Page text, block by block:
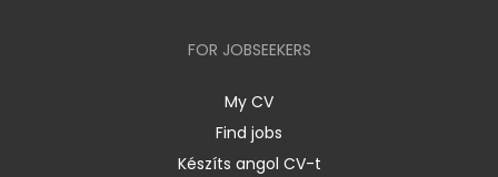
FOR JOBSEEKERS
My CV
Find jobs
Készíts angol CV-t